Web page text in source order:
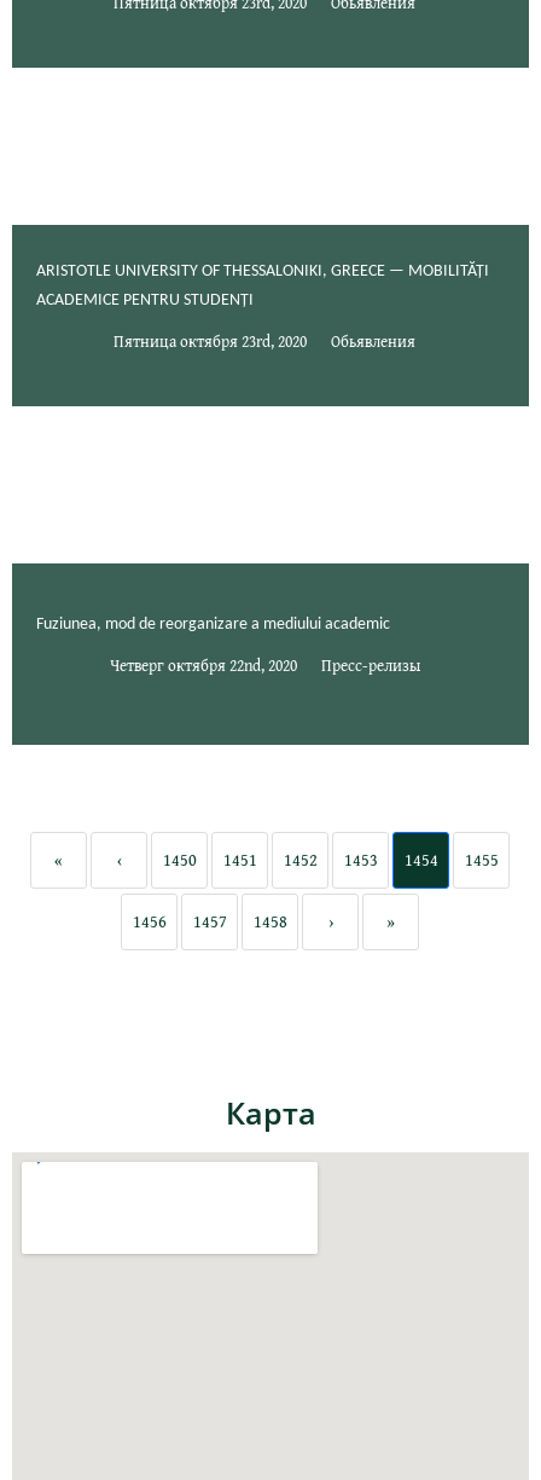
ARISTOTLE UNIVERSITY OF THESSALONIKI, GREECE — MOBILITĂȚI
ACADEMICE PENTRU STUDENȚI
Пятница октября 23rd, 2020 Обьявления
Fuziunea, mod de reorganizare a mediului academic
Четверг октября 22nd, 2020 Пресс-релизы
« ‹ 1450 1451 1452 1453 1454 1455
1456 1457 1458 › »
Карта